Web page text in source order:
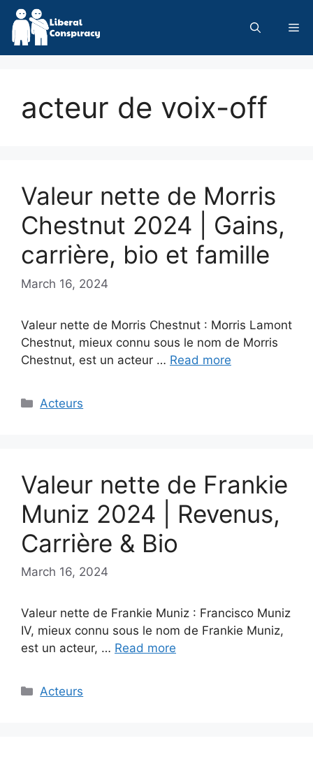
Skip
content
acteur de voix-off
Valeur nette de Morris
Chestnut 2024 | Gains,
carrière, bio et famille
March 16, 2024
Valeur nette de Morris Chestnut : Morris Lamont
Chestnut, mieux connu sous le nom de Morris
Chestnut, est un acteur … Read more
Categories
Acteurs
Valeur nette de Frankie
Muniz 2024 | Revenus,
Carrière & Bio
March 16, 2024
Valeur nette de Frankie Muniz : Francisco Muniz
IV, mieux connu sous le nom de Frankie Muniz,
est un acteur, … Read more
Categories
Acteurs